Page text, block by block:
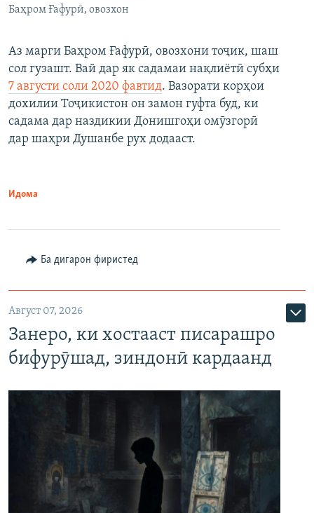
Баҳром Ғафурӣ, овозхон
Аз марги Баҳром Ғафурӣ, овозхони тоҷик, шаш
сол гузашт. Вай дар як садамаи нақлиётӣ субҳи
7 августи соли 2020 фавтид. Вазорати корҳои
дохилии Тоҷикистон он замон гуфта буд, ки
садама дар наздикии Донишгоҳи омӯзгорӣ
дар шаҳри Душанбе рух додааст.
Идома
Ба дигарон фиристед
Август 07, 2026
Занеро, ки хостааст писарашро
бифурӯшад, зиндонӣ кардаанд